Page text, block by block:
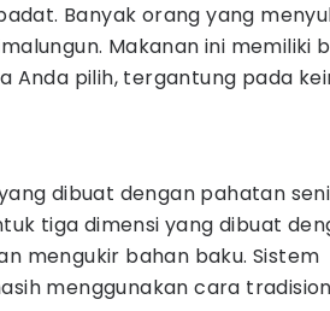
Banyak orang yang
Makanan ini memiliki
Anda pilih, tergantung pada
dibuat dengan pahatan
tiga dimensi yang dibuat
mengukir bahan baku. Sistem
menggunakan cara